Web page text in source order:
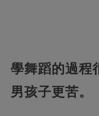
學舞蹈的過程
男孩子更苦。